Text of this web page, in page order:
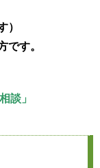
）
す。
談」